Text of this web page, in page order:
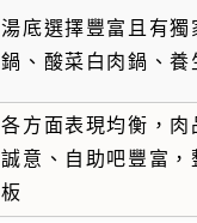
湯底選擇豐富且有獨
鍋、酸菜白肉鍋、養
各方面表現均衡，肉
誠意、自助吧豐富，
板